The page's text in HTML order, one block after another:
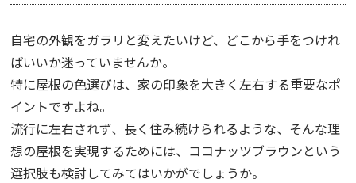
自宅の外観をガラリと変えたいけど、どこから手をつけれ
ばいいか迷っていませんか。
特に屋根の色選びは、家の印象を大きく左右する重要なポ
イントですよね。
流行に左右されず、長く住み続けられるような、そんな理
想の屋根を実現するためには、ココナッツブラウンという
選択肢も検討してみてはいかがでしょうか。